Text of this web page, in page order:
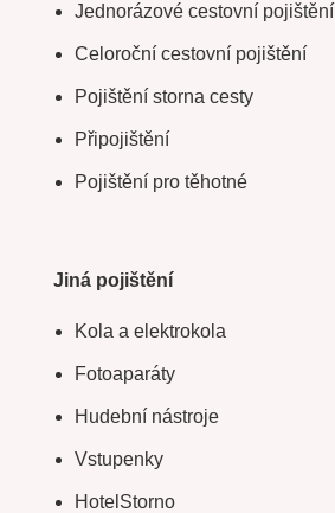
Jednorázové cestovní pojištění
Celoroční cestovní pojištění
Pojištění storna cesty
Připojištění
Pojištění pro těhotné
Jiná pojištění
Kola a elektrokola
Fotoaparáty
Hudební nástroje
Vstupenky
HotelStorno